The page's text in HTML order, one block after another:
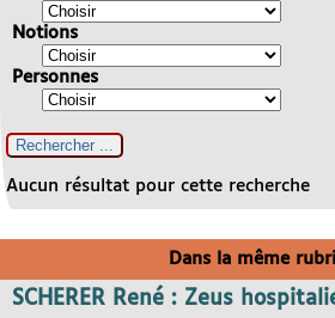
Notions
Personnes
Aucun résultat pour cette recherche
Dans la même
SCHERER René : Zeus